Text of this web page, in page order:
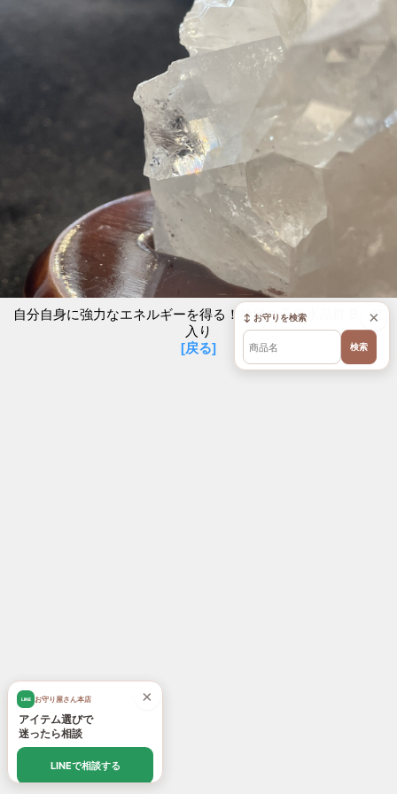
自分自身に強力なエネルギーを得る！神秘の天然水晶群 B 虹
入り
[戻る]
×
LINE お守り屋さん本店
アイテム選びで
迷ったら相談
LINEで相談する
×
↕ お守りを検索
検索